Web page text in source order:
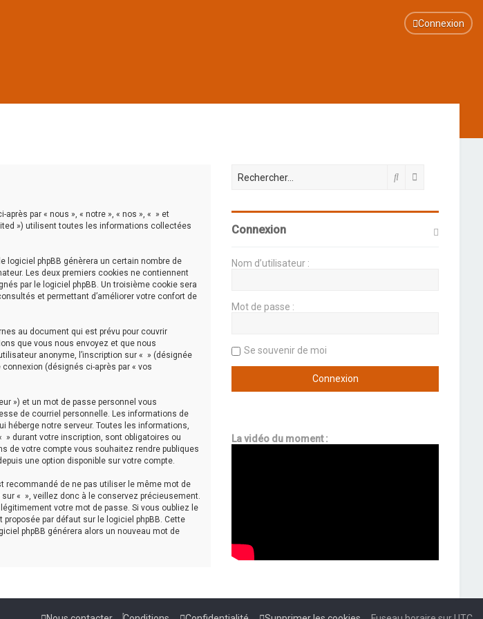
Connexion
par « nous », « notre », « nos », « » et
») utilisent toutes les informations collectées
phpBB génèrera un certain nombre de
Les deux premiers cookies ne contiennent
par le logiciel phpBB. Un troisième cookie sera
et permettant d’améliorer votre confort de
au document qui est prévu pour couvrir
que vous nous envoyez et que nous
anonyme, l’inscription sur « » (désignée
(désignés ci-après par « vos
») et un mot de passe personnel vous
de courriel personnelle. Les informations de
héberge notre serveur. Toutes les informations,
» durant votre inscription, sont obligatoires ou
de votre compte vous souhaitez rendre publiques
une option disponible sur votre compte.
recommandé de ne pas utiliser le même mot de
« », veillez donc à le conservez précieusement.
votre mot de passe. Si vous oubliez le
par défaut sur le logiciel phpBB. Cette
phpBB générera alors un nouveau mot de
Rechercher
Connexion
Nom d’utilisateur :
Mot de passe :
Se souvenir de moi
La vidéo du moment :